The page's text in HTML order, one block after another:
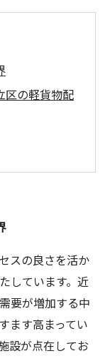
区の軽貨物配
有のニーズ
立区の軽貨
活性化の可
貨物配送のこ
スの良さを活か
しています。近
要が増加する中
ます高まってい
設が点在してお